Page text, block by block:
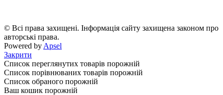
© Всі права захищені. Інформація сайту захищена законом про
авторські права.
Powered by Apsel
Закрити
Список переглянутих товарів порожній
Список порівнюваних товарів порожній
Список обраного порожній
Ваш кошик порожній